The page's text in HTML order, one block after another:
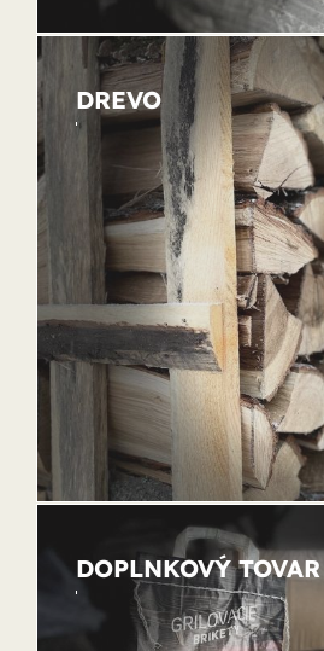
DREVO
DOPLNKOVÝ TOVAR